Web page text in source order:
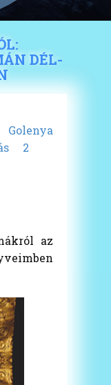
DÉL-
Golenya
2
az